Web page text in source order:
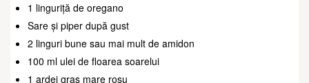
1 linguriță de oregano
Sare și piper după gust
2 linguri bune sau mai mult de amidon
100 ml ulei de floarea soarelui
1 ardei gras mare roșu